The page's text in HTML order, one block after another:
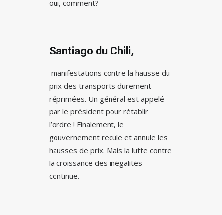
oui, comment?
Santiago du Chili,
manifestations contre la hausse du
prix des transports durement
réprimées. Un général est appelé
par le président pour rétablir
l’ordre ! Finalement, le
gouvernement recule et annule les
hausses de prix. Mais la lutte contre
la croissance des inégalités
continue.